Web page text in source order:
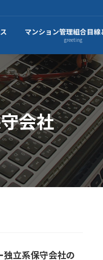
マンション管理組合目線
greeting
会社
立系保守会社の